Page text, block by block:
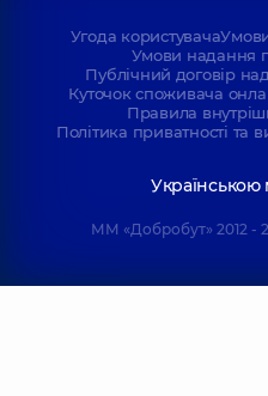
Угода користувача
Умови надання
Публічний договір
Куточок споживача
Правила
Політика приватності та
ММ «Добробут» 2012 -